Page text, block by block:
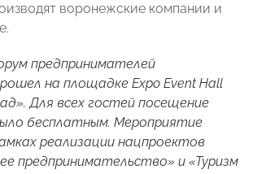
воронежские компании и
предпринимателей
на площадке Expo Event Hall
Для всех гостей посещение
бесплатным. Мероприятие
реализации нацпроектов
предпринимательство» и «Туризм